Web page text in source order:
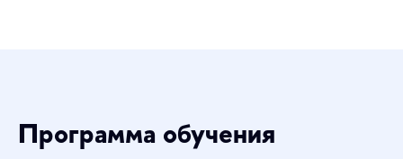
Программа обучения